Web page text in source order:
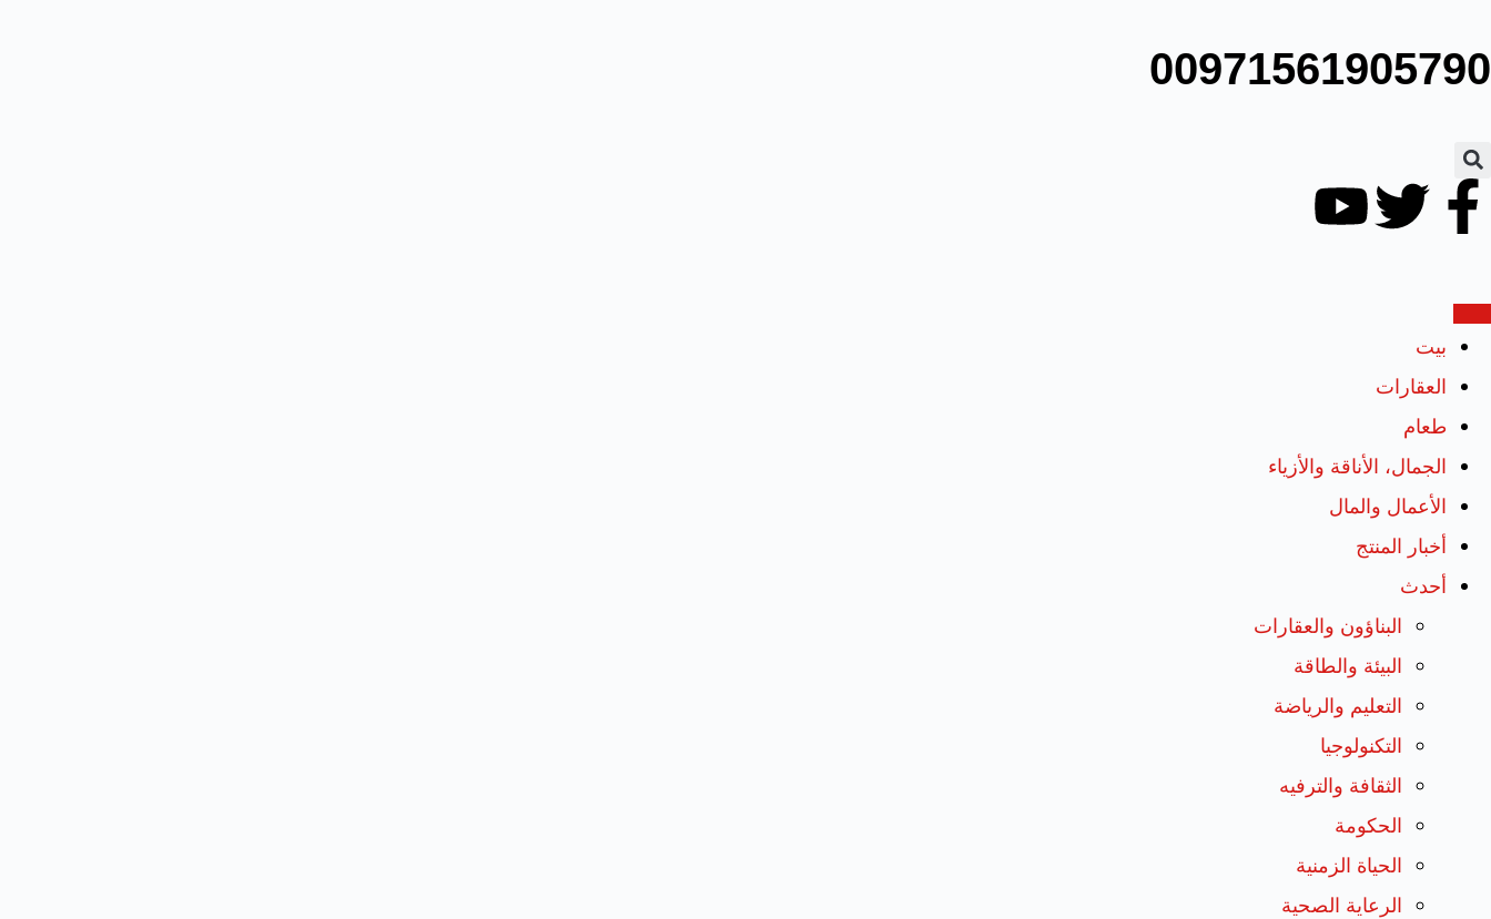
00971561905790
بيت
العقارات
طعام
الجمال، الأناقة والأزياء
الأعمال والمال
أخبار المنتج
أحدث
البناؤون والعقارات
البيئة والطاقة
التعليم والرياضة
التكنولوجيا
الثقافة والترفيه
الحكومة
الحياة الزمنية
الرعاية الصحية